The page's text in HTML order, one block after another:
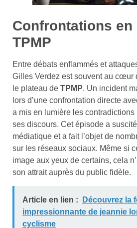
Confrontations en
TPMP
Entre débats enflammés et
Gilles Verdez est souvent au cœur
le plateau de TPMP. Un incident
lors d’une confrontation directe
a mis en lumière les contradictions
ses discours. Cet épisode a
médiatique et a fait l’objet de
sur les réseaux sociaux. Même si
image aux yeux de certains, cela
son attrait auprès du public fidèle.
Article en lien :
Découvrez la
impressionnante de jeannie
cyclisme